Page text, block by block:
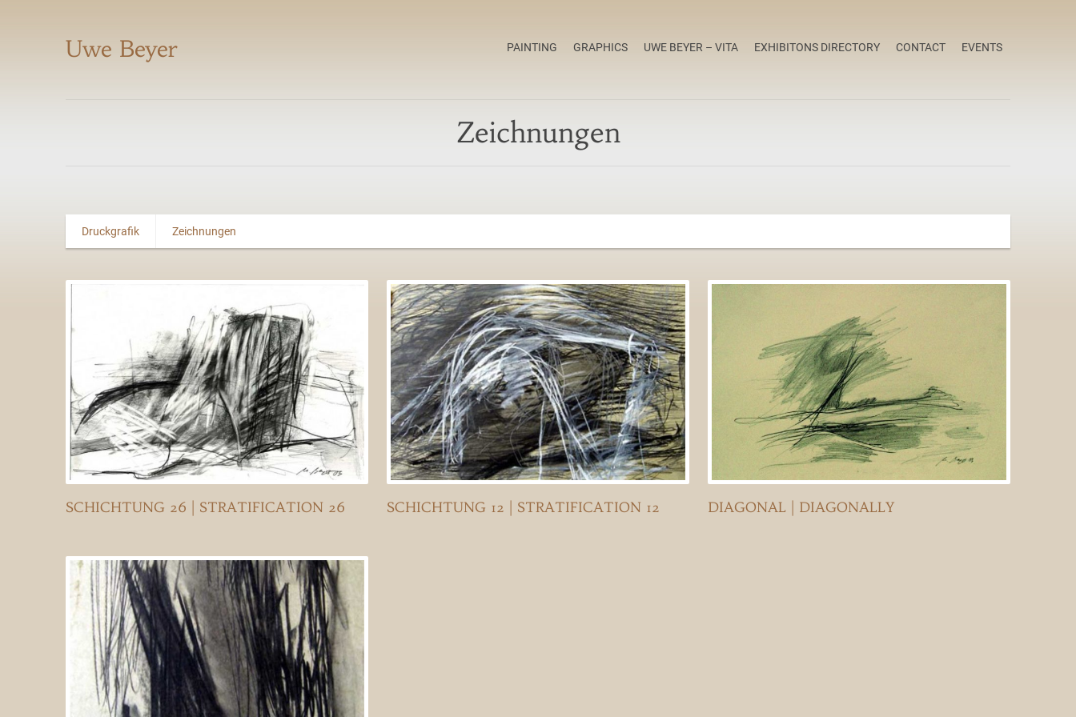
Uwe Beyer PAINTING GRAPHICS UWE BEYER – VITA EXHIBITONS DIRECTORY CONTACT EVENTS
Zeichnungen
Druckgrafik Zeichnungen
SCHICHTUNG 26 | STRATIFICATION 26 SCHICHTUNG 12 | STRATIFICATION 12 DIAGONAL | DIAGONALLY